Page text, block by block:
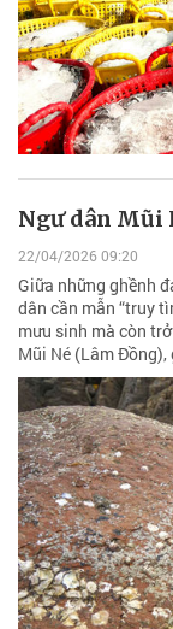
Ngư dân Mũi
22/04/2026 09:20
Giữa những ghềnh
dân cần mẫn “truy
mưu sinh mà còn
Mũi Né (Lâm